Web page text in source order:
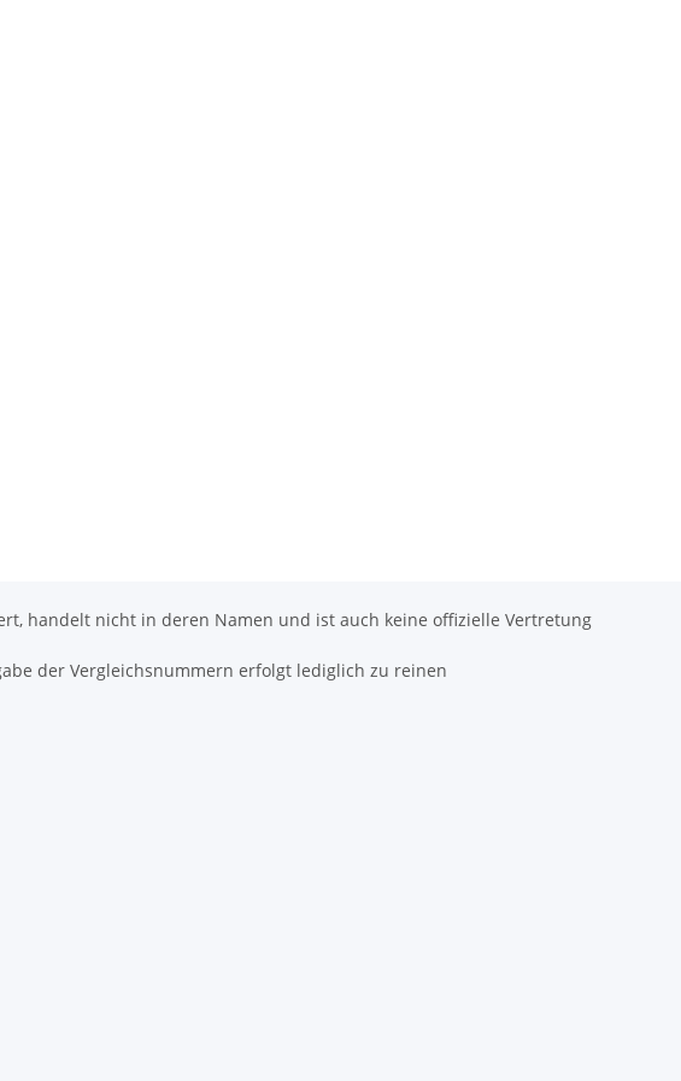
handelt nicht in deren Namen und ist auch keine offizielle Vertretung
der Vergleichsnummern erfolgt lediglich zu reinen